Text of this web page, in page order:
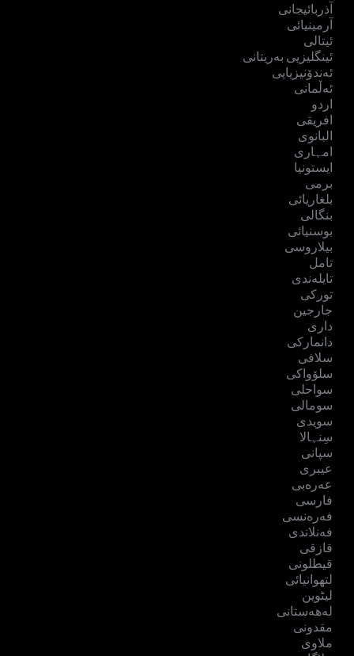
آذربائیجانی
آرمینیائی
ئیتالی
ئینگلیزیی بەریتانی
ئەندۆنیزیایی
ئەڵمانی
اردو
افریقی
البانوی
امہاری
ایستونیا
برمی
بلغاریائی
بنگالی
بوسنیائی
بیلاروسی
تامل
تایلەندی
تورکی
جارجین
داری
دانمارکی
سلافی
سلۆواکی
سواحلی
سومالی
سویدی
سِنہالا
سپانی
عیبری
عەرەبی
فارسی
فەرەنسی
فەنلاندی
قازقی
قیطلونی
لتھوانیائی
لیٹوین
لەهەستانی
مقدونی
ملاوی